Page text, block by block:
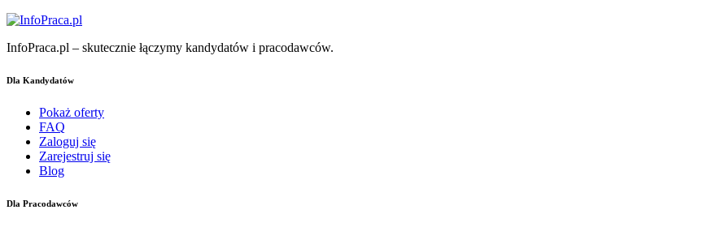
InfoPraca.pl – skutecznie łączymy kandydatów i pracodawców.
Dla Kandydatów
Pokaż oferty
FAQ
Zaloguj się
Zarejestruj się
Blog
Dla Pracodawców